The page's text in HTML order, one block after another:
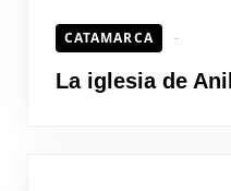
CATAMARCA
La iglesia de